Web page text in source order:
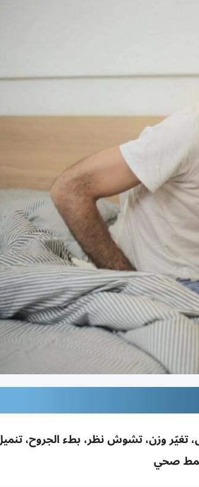
7 أعراض: إرهاق، عطش، تغيّر وزن، تشوش نظر، بطء الجروح،
صحي